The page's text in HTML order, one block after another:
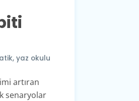
, yaz okulu
artıran
senaryolar